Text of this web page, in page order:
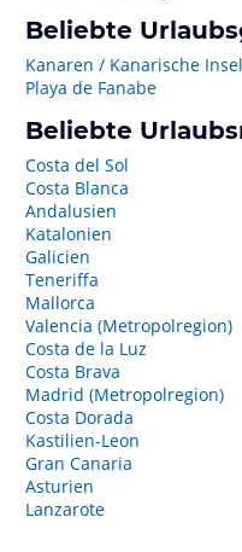
Beliebte
Kanaren / Kanarische
Playa de Fanabe
Beliebte
Costa del Sol
Costa Blanca
Andalusien
Katalonien
Galicien
Teneriffa
Mallorca
Valencia (Metropolregion)
Costa de la Luz
Costa Brava
Madrid (Metropolregion)
Costa Dorada
Kastilien-Leon
Gran Canaria
Asturien
Lanzarote